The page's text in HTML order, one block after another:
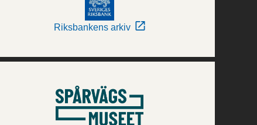
Riksbankens arkiv